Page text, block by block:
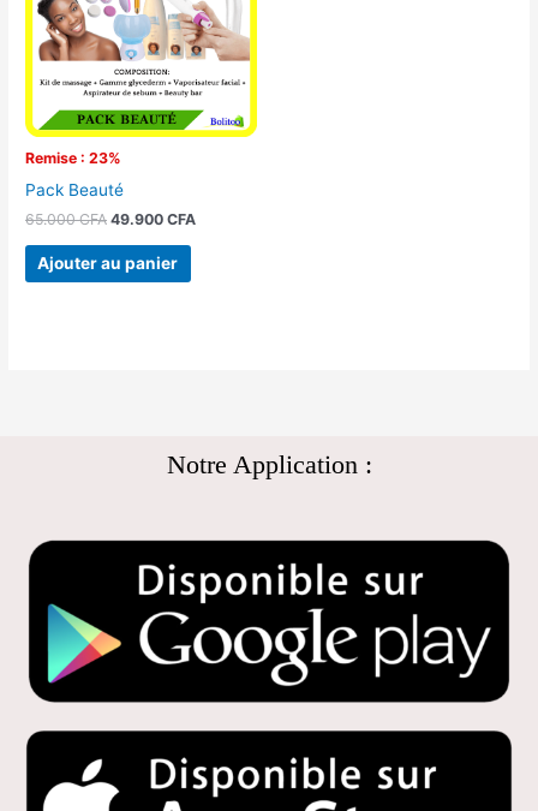
Remise : 23%
Pack Beauté
65.000CFA 49.900CFA
Ajouter au panier
Notre Application :